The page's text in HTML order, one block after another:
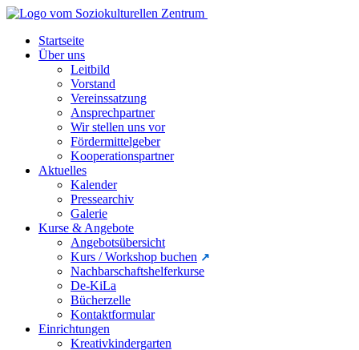
Startseite
Über uns
Leitbild
Vorstand
Vereinssatzung
Ansprechpartner
Wir stellen uns vor
Fördermittelgeber
Kooperationspartner
Aktuelles
Kalender
Pressearchiv
Galerie
Kurse & Angebote
Angebotsübersicht
Kurs / Workshop buchen
Nachbarschaftshelferkurse
De-KiLa
Bücherzelle
Kontaktformular
Einrichtungen
Kreativkindergarten